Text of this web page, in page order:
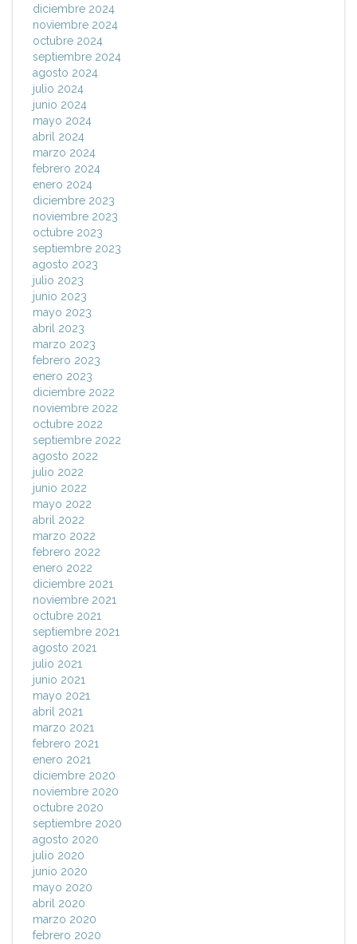
diciembre 2024
noviembre 2024
octubre 2024
septiembre 2024
agosto 2024
julio 2024
junio 2024
mayo 2024
abril 2024
marzo 2024
febrero 2024
enero 2024
diciembre 2023
noviembre 2023
octubre 2023
septiembre 2023
agosto 2023
julio 2023
junio 2023
mayo 2023
abril 2023
marzo 2023
febrero 2023
enero 2023
diciembre 2022
noviembre 2022
octubre 2022
septiembre 2022
agosto 2022
julio 2022
junio 2022
mayo 2022
abril 2022
marzo 2022
febrero 2022
enero 2022
diciembre 2021
noviembre 2021
octubre 2021
septiembre 2021
agosto 2021
julio 2021
junio 2021
mayo 2021
abril 2021
marzo 2021
febrero 2021
enero 2021
diciembre 2020
noviembre 2020
octubre 2020
septiembre 2020
agosto 2020
julio 2020
junio 2020
mayo 2020
abril 2020
marzo 2020
febrero 2020